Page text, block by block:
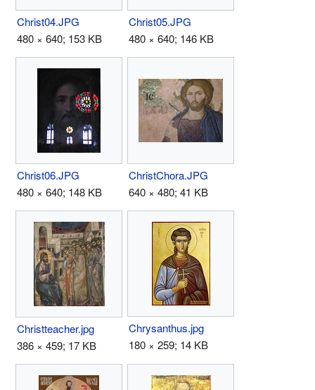
Christ04.JPG
480 × 640; 153 KB
Christ05.JPG
480 × 640; 146 KB
Christ06.JPG
480 × 640; 148 KB
ChristChora.JPG
640 × 480; 41 KB
Christteacher.jpg
386 × 459; 17 KB
Chrysanthus.jpg
180 × 259; 14 KB